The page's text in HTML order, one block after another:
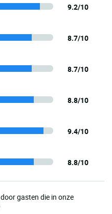
9.2/10
8.7/10
8.7/10
8.8/10
9.4/10
8.8/10
gasten die in onze